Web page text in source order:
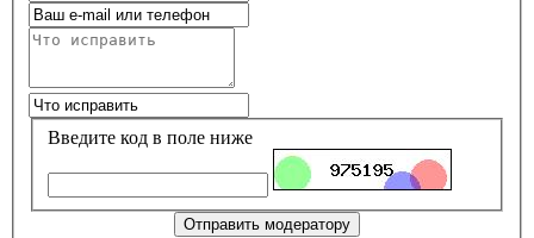
Введите код в поле ниже
Отправить модератору